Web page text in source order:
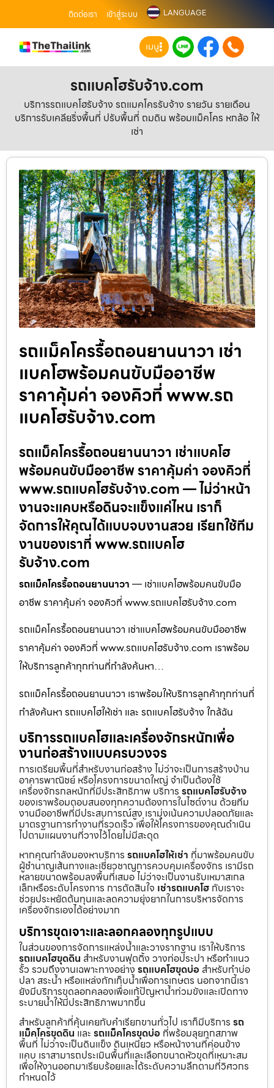
ติดต่อเรา เข้าสู่ระบบ LANGUAGE
เมนู
รถแบคโฮรับจ้าง.com
บริการรถแบคโฮรับจ้าง รถแมคโครรับจ้าง รายวัน รายเดือน
บริการรับเคลียริ่งพื้นที่ ปรับพื้นที่ ถมดิน พร้อมแม็คโคร หกล้อ ให้
เช่า
รถแม็คโครรื้อถอนยานนาวา เช่า
แบคโฮพร้อมคนขับมืออาชีพ
ราคาคุ้มค่า จองคิวที่ www.รถ
แบคโฮรับจ้าง.com
รถแม็คโครรื้อถอนยานนาวา เช่าแบคโฮ
พร้อมคนขับมืออาชีพ ราคาคุ้มค่า จองคิวที่
www.รถแบคโฮรับจ้าง.com — ไม่ว่าหน้า
งานจะแคบหรือดินจะแข็งแค่ไหน เราก็
จัดการให้คุณได้แบบจบงานสวย เรียกใช้ทีม
งานของเราที่ www.รถแบคโฮ
รับจ้าง.com
รถแม็คโครรื้อถอนยานนาวา — เช่าแบคโฮพร้อมคนขับมือ
อาชีพ ราคาคุ้มค่า จองคิวที่ www.รถแบคโฮรับจ้าง.com
รถแม็คโครรื้อถอนยานนาวา เช่าแบคโฮพร้อมคนขับมืออาชีพ
ราคาคุ้มค่า จองคิวที่ www.รถแบคโฮรับจ้าง.com เราพร้อม
ให้บริการลูกค้าทุกท่านที่กำลังค้นหา…
รถแม็คโครรื้อถอนยานนาวา เราพร้อมให้บริการลูกค้าทุกท่านที่
กำลังค้นหา รถแบคโฮให้เช่า และ รถแบคโฮรับจ้าง ใกล้ฉัน
บริการรถแบคโฮและเครื่องจักรหนักเพื่อ
งานก่อสร้างแบบครบวงจร
การเตรียมพื้นที่สำหรับงานก่อสร้าง ไม่ว่าจะเป็นการสร้างบ้าน
อาคารพาณิชย์ หรือโครงการขนาดใหญ่ จำเป็นต้องใช้
เครื่องจักรกลหนักที่มีประสิทธิภาพ บริการ รถแบคโฮรับจ้าง
ของเราพร้อมตอบสนองทุกความต้องการในไซต์งาน ด้วยทีม
งานมืออาชีพที่มีประสบการณ์สูง เรามุ่งเน้นความปลอดภัยและ
มาตรฐานการทำงานที่รวดเร็ว เพื่อให้โครงการของคุณดำเนิน
ไปตามแผนงานที่วางไว้โดยไม่มีสะดุด
หากคุณกำลังมองหาบริการ รถแบคโฮให้เช่า ที่มาพร้อมคนขับ
ผู้ชำนาญเส้นทางและเชี่ยวชาญการควบคุมเครื่องจักร เรามีรถ
หลายขนาดพร้อมลงพื้นที่เสมอ ไม่ว่าจะเป็นงานรับเหมาสเกล
เล็กหรือระดับโครงการ การตัดสินใจ เช่ารถแบคโฮ กับเราจะ
ช่วยประหยัดต้นทุนและลดความยุ่งยากในการบริหารจัดการ
เครื่องจักรเองได้อย่างมาก
บริการขุดเจาะและลอกคลองทุกรูปแบบ
ในส่วนของการจัดการแหล่งน้ำและวางรากฐาน เราให้บริการ
รถแบคโฮขุดดิน สำหรับงานฟุตติ้ง วางท่อประปา หรือทำแนว
รั้ว รวมถึงงานเฉพาะทางอย่าง รถแบคโฮขุดบ่อ สำหรับทำบ่อ
ปลา สระน้ำ หรือแหล่งกักเก็บน้ำเพื่อการเกษตร นอกจากนี้เรา
ยังมีบริการขุดลอกคลองเพื่อแก้ปัญหาน้ำท่วมขังและเปิดทาง
ระบายน้ำให้มีประสิทธิภาพมากขึ้น
สำหรับลูกค้าที่คุ้นเคยกับคำเรียกขานทั่วไป เราก็มีบริการ รถ
แม็คโครขุดดิน และ รถแม็คโครขุดบ่อ ที่พร้อมลุยทุกสภาพ
พื้นที่ ไม่ว่าจะเป็นดินแข็ง ดินเหนียว หรือหน้างานที่ค่อนข้าง
แคบ เราสามารถประเมินพื้นที่และเลือกขนาดหัวขุดที่เหมาะสม
เพื่อให้งานออกมาเรียบร้อยและได้ระดับความลึกตามที่วิศวกร
กำหนดไว้